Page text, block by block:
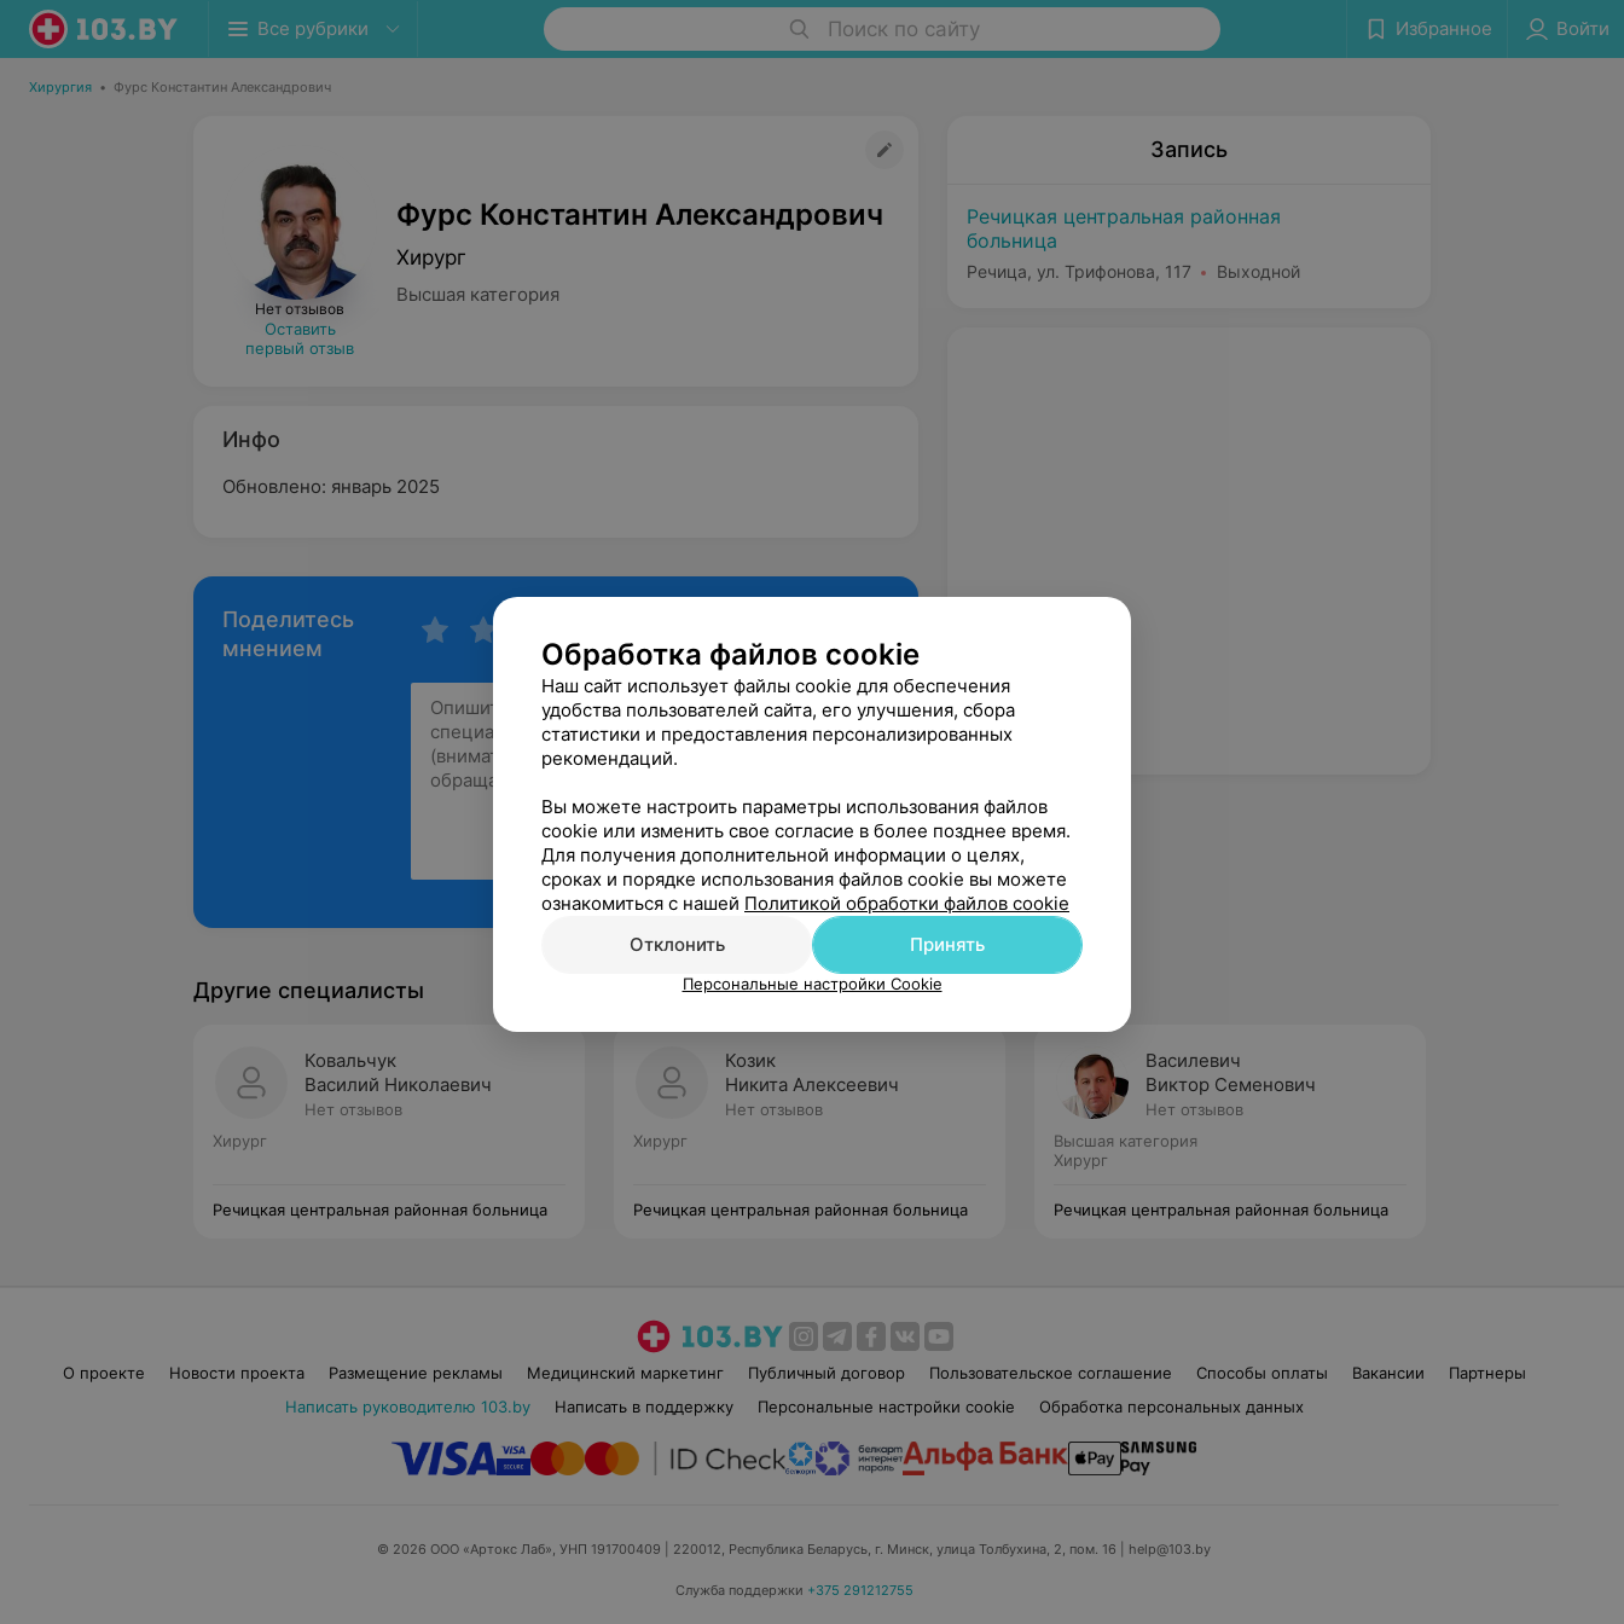
Все рубрики Поиск по сайту Избранное Войти
Хирургия • Фурс Константин Александрович
Нет отзывов
Оставить
первый отзыв
Фурс Константин Александрович
Хирург
Высшая категория
Инфо
Обновлено: январь 2025
Поделитесь
мнением
Рекомендую
Запись
Речицкая центральная районная
больница
Речица, ул. Трифонова, 117 Выходной
Другие специалисты
Ковальчук
Василий Николаевич
Нет отзывов
Хирург
Речицкая центральная районная больница
Козик
Никита Алексеевич
Нет отзывов
Хирург
Речицкая центральная районная больница
Василевич
Виктор Семенович
Нет отзывов
Высшая категория
Хирург
Речицкая центральная районная больница
О проекте Новости проекта Размещение рекламы Медицинский маркетинг Публичный договор Пользовательское соглашение Способы оплаты Вакансии
Партнеры
Написать руководителю 103.by
Написать в поддержку Персональные настройки cookie Обработка персональных данных
© 2026 ООО «Артокс Лаб», УНП 191700409 | 220012, Республика Беларусь, г. Минск, улица Толбухина, 2, пом. 16 | help@103.by
Служба поддержки +375 291212755
Обработка файлов cookie
Наш сайт использует файлы cookie для обеспечения
удобства пользователей сайта, его улучшения, сбора
статистики и предоставления персонализированных
рекомендаций.
Вы можете настроить параметры использования файлов
cookie или изменить свое согласие в более позднее время.
Для получения дополнительной информации о целях,
сроках и порядке использования файлов cookie вы можете
ознакомиться с нашей Политикой обработки файлов cookie
Отклонить
Принять
Персональные настройки Cookie